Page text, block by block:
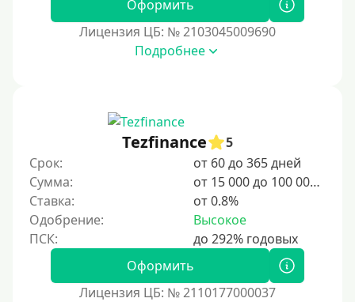
2 недели
15 дней
20 дней
21 день
На месяц
30 дней без процентов
Оформить
Лицензия ЦБ: № 2103045009690
Подробнее
Tezfinance
5
Срок:
от 60 до 365 дней
Сумма:
от 15 000 до 100 000 ₽
Ставка:
от 0.8%
Одобрение:
Высокое
Оформить
Лицензия ЦБ: № 2110177000037